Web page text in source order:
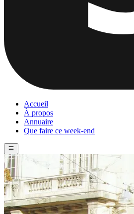
Accueil
À propos
Annuaire
Que faire ce week-end